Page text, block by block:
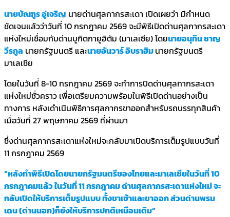
นายบัณฑูร อู่เจริญ นายด่านศุลกากรสะเดา เปิดเผยว่า มีกำหนด
ชัดเจนแล้วว่าวันที่ 10 กรกฎาคม 2569 จะมีพิธีเปิดด่านศุลกากรสะเดา
แห่งใหม่เชื่อมกับด่านบูกิตกายูฮิตัม (มาเลเซีย) โดยนายอนุทิน ชาญ
วีรกูล นายกรัฐมนตรี และนายอันวาร์ อิบราฮิมนายกรัฐมนตรี
มาเลเซีย
โดยในวันที่ 8-10 กรกฎาคม 2569 จะทำการปิดด่านศุลกากรสะเดา
แห่งใหม่ชั่วคราว เพื่อเตรียมความพร้อมในพิธีเปิดด่านอย่างเป็น
ทางการ หลังเดำเนินพิธีการศุลกากรขาออกสำหรับรถบรรทุกสินค้า
เมื่อวันที่ 27 พฤษภาคม 2569 ที่ผ่านมา
ซึ่งด่านศุลกากรสะเดาแห่งใหม่จะกลับมาเปิดบริการเต็มรูปแบบวันที่
11 กรกฎาคม 2569
“หลังทำพิธีเปิดโดยนายกรัฐมนตรีของไทยและมาเลเซียในวันที่ 10
กรกฎาคมแล้ว ในวันที่ 11 กรกฎาคม ด่านศุลกากรสะเดาแห่งใหม่ จะ
กลับเปิดให้บริการเต็มรูปแบบ ทั้งขาเข้าและขาออก ส่วนด่านพรม
เดน (ด่านนอก)ก็ยังให้บริการปกติเหมือนเดิม”